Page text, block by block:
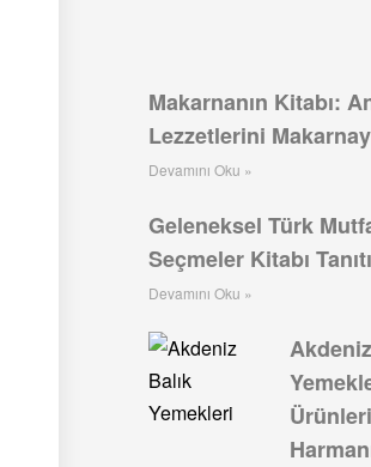
Makarnanın Kitabı:
Lezzetlerini
Devamını Oku »
Geleneksel Türk
Seçmeler Kitabı
Devamını Oku »